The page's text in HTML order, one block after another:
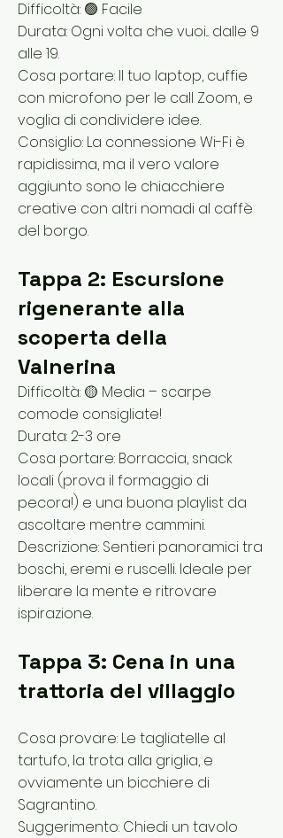
Difficoltà: 🟢 Facile
Durata: Ogni volta che vuoi... dalle 9
alle 19.
Cosa portare: Il tuo laptop, cuffie
con microfono per le call Zoom, e
voglia di condividere idee.
Consiglio: La connessione Wi-Fi è
rapidissima, ma il vero valore
aggiunto sono le chiacchiere
creative con altri nomadi al caffè
del borgo.
Tappa 2: Escursione
rigenerante alla
scoperta della
Valnerina
Difficoltà: 🟡 Media – scarpe
comode consigliate!
Durata: 2-3 ore
Cosa portare: Borraccia, snack
locali (prova il formaggio di
pecora!) e una buona playlist da
ascoltare mentre cammini.
Descrizione: Sentieri panoramici tra
boschi, eremi e ruscelli. Ideale per
liberare la mente e ritrovare
ispirazione.
Tappa 3: Cena in una
trattoria del villaggio
Cosa provare: Le tagliatelle al
tartufo, la trota alla griglia, e
ovviamente un bicchiere di
Sagrantino.
Suggerimento: Chiedi un tavolo